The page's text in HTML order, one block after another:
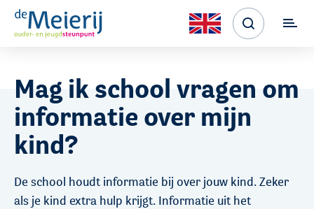
Mag ik school vragen om
informatie over mijn
kind?
De school houdt informatie bij over jouw kind. Zeker
als je kind extra hulp krijgt. Informatie uit het